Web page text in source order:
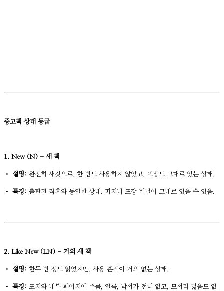
중고책 상태 등급
1. New (N) - 새 책
• 설명: 완전히 새것으로, 한 번도 사용하지 않았고, 포장도 그대로 있는 상태.
• 특징: 출판된 직후와 동일한 상태. 띠지나 포장 비닐이 그대로 있을 수 있음.
2. Like New (LN) - 거의 새 책
• 설명: 한두 번 정도 읽었지만, 사용 흔적이 거의 없는 상태.
• 특징: 표지와 내부 페이지에 주름, 얼룩, 낙서가 전혀 없고, 모서리 닳음도 없